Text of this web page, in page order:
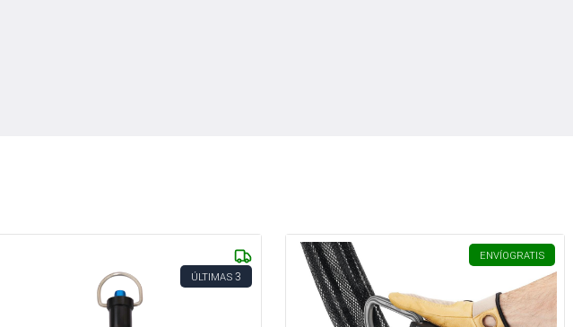
ÚLTIMAS 3
ENVÍOGRATIS